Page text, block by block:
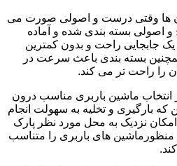
آن ها وقتی درست و اصولی صورت می
اصولی بسته بندی شده و آماده
جابجایی راحت و بدون کمترین
بسته بندی باعث سرعت در
را راحت تر می کند.
انتخاب ماشین باربری مناسب درون
که بارگیری و تخلیه به سهولت انجام
امکان نزدیک به محل مورد نظر پارک
منظورماشین های باربری را متناسب